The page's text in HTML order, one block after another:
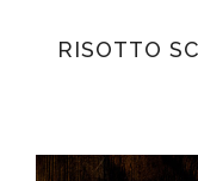
RISOTTO